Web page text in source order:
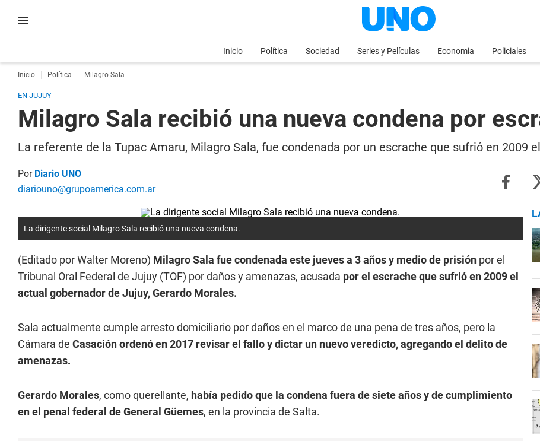
Inicio Política Sociedad Series y Películas Economia Policiales
Inicio Política Milagro Sala
EN JUJUY
Milagro Sala recibió una nueva condena por
La referente de la Tupac Amaru, Milagro Sala, fue condenada por un escrache que sufrió en 2009
Por Diario UNO
diariouno@grupoamerica.com.ar
La dirigente social Milagro Sala recibió una nueva condena.
(Editado por Walter Moreno) Milagro Sala fue condenada este jueves a 3 años y medio de prisión por el
Tribunal Oral Federal de Jujuy (TOF) por daños y amenazas, acusada por el escrache que sufrió en 2009 el
actual gobernador de Jujuy, Gerardo Morales.
Sala actualmente cumple arresto domiciliario por daños en el marco de una pena de tres años, pero la
Cámara de Casación ordenó en 2017 revisar el fallo y dictar un nuevo veredicto, agregando el delito de
amenazas.
Gerardo Morales, como querellante, había pedido que la condena fuera de siete años y de cumplimiento
en el penal federal de General Güemes, en la provincia de Salta.